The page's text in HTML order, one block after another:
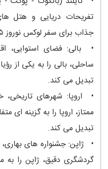
تفریحات دریایی و هتل
جذاب برای سفر لوکس نوروز ۱۴۰۵ تبدیل می کند.
•
بالی: فضای استوایی،
ساحلی، بالی را به یکی از
تبدیل می کند.
•
اروپا: شهرهای
تبدیل می کند.
•
ژاپن: جشنواره های
گردشگری دقیق، ژاپن را